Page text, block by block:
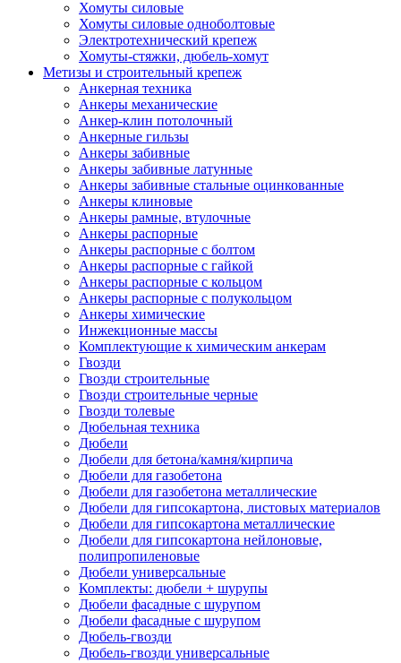
Хомуты силовые
Хомуты силовые одноболтовые
Электротехнический крепеж
Хомуты-стяжки, дюбель-хомут
Метизы и строительный крепеж
Анкерная техника
Анкеры механические
Анкер-клин потолочный
Анкерные гильзы
Анкеры забивные
Анкеры забивные латунные
Анкеры забивные стальные оцинкованные
Анкеры клиновые
Анкеры рамные, втулочные
Анкеры распорные
Анкеры распорные с болтом
Анкеры распорные с гайкой
Анкеры распорные с кольцом
Анкеры распорные с полукольцом
Анкеры химические
Инжекционные массы
Комплектующие к химическим анкерам
Гвозди
Гвозди строительные
Гвозди строительные черные
Гвозди толевые
Дюбельная техника
Дюбели
Дюбели для бетона/камня/кирпича
Дюбели для газобетона
Дюбели для газобетона металлические
Дюбели для гипсокартона, листовых материалов
Дюбели для гипсокартона металлические
Дюбели для гипсокартона нейлоновые,
полипропиленовые
Дюбели универсальные
Комплекты: дюбели + шурупы
Дюбели фасадные с шурупом
Дюбели фасадные с шурупом
Дюбель-гвозди
Дюбель-гвозди универсальные